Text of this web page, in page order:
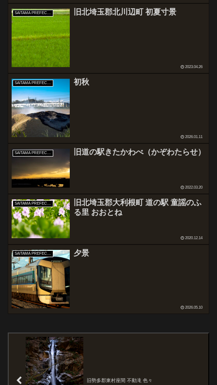
SAITAMA PREFECTURE 旧北埼玉郡北川辺町 初夏寸景
2023.04.26
SAITAMA PREFECTURE 初秋
2026.01.11
SAITAMA PREFECTURE 旧道の駅きたかわべ（かぞわたらせ）
2022.03.20
SAITAMA PREFECTURE
旧北埼玉郡大利根町 道の駅 童謡のふ
る里 おおとね
2020.12.14
SAITAMA PREFECTURE 夕景
2026.05.10
旧勢多郡東村座間 不動滝 色々